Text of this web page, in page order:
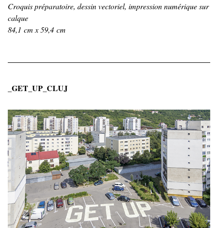
Croquis préparatoire, dessin vectoriel, impression numérique sur
calque
84,1 cm x 59,4 cm
_GET_UP_CLUJ